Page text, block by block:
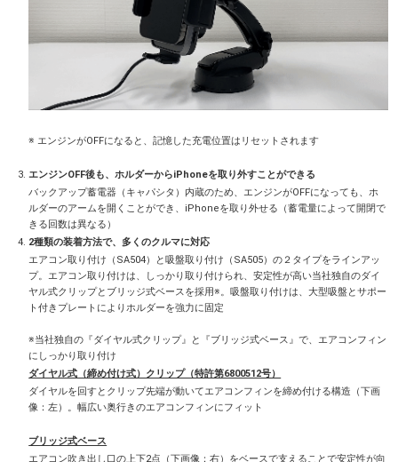
※ エンジンがOFFになると、記憶した充電位置はリセットされます
エンジンOFF後も、ホルダーからiPhoneを取り外すことができる
バックアップ蓄電器（キャパシタ）内蔵のため、エンジンがOFFになっても、ホ
ルダーのアームを開くことができ、iPhoneを取り外せる（蓄電量によって開閉で
きる回数は異なる）
2種類の装着方法で、多くのクルマに対応
エアコン取り付け（SA504）と吸盤取り付け（SA505）の２タイプをラインアッ
プ。エアコン取り付けは、しっかり取り付けられ、安定性が高い当社独自のダイ
ヤル式クリップとブリッジ式ベースを採用※。吸盤取り付けは、大型吸盤とサポー
ト付きプレートによりホルダーを強力に固定
※当社独自の『ダイヤル式クリップ』と『ブリッジ式ベース』で、エアコンフィン
にしっかり取り付け
ダイヤル式（締め付け式）クリップ（特許第6800512号）
ダイヤルを回すとクリップ先端が動いてエアコンフィンを締め付ける構造（下画
像：左）。幅広い奥行きのエアコンフィンにフィット
ブリッジ式ベース
エアコン吹き出し口の上下2点（下画像：右）をベースで支えることで安定性が向